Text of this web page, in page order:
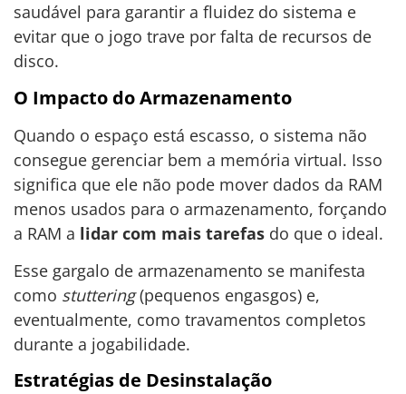
saudável para garantir a fluidez do sistema e
evitar que o jogo trave por falta de recursos de
disco.
O Impacto do Armazenamento
Quando o espaço está escasso, o sistema não
consegue gerenciar bem a memória virtual. Isso
significa que ele não pode mover dados da RAM
menos usados para o armazenamento, forçando
a RAM a lidar com mais tarefas do que o ideal.
Esse gargalo de armazenamento se manifesta
como stuttering(pequenos engasgos) e,
eventualmente, como travamentos completos
durante a jogabilidade.
Estratégias de Desinstalação